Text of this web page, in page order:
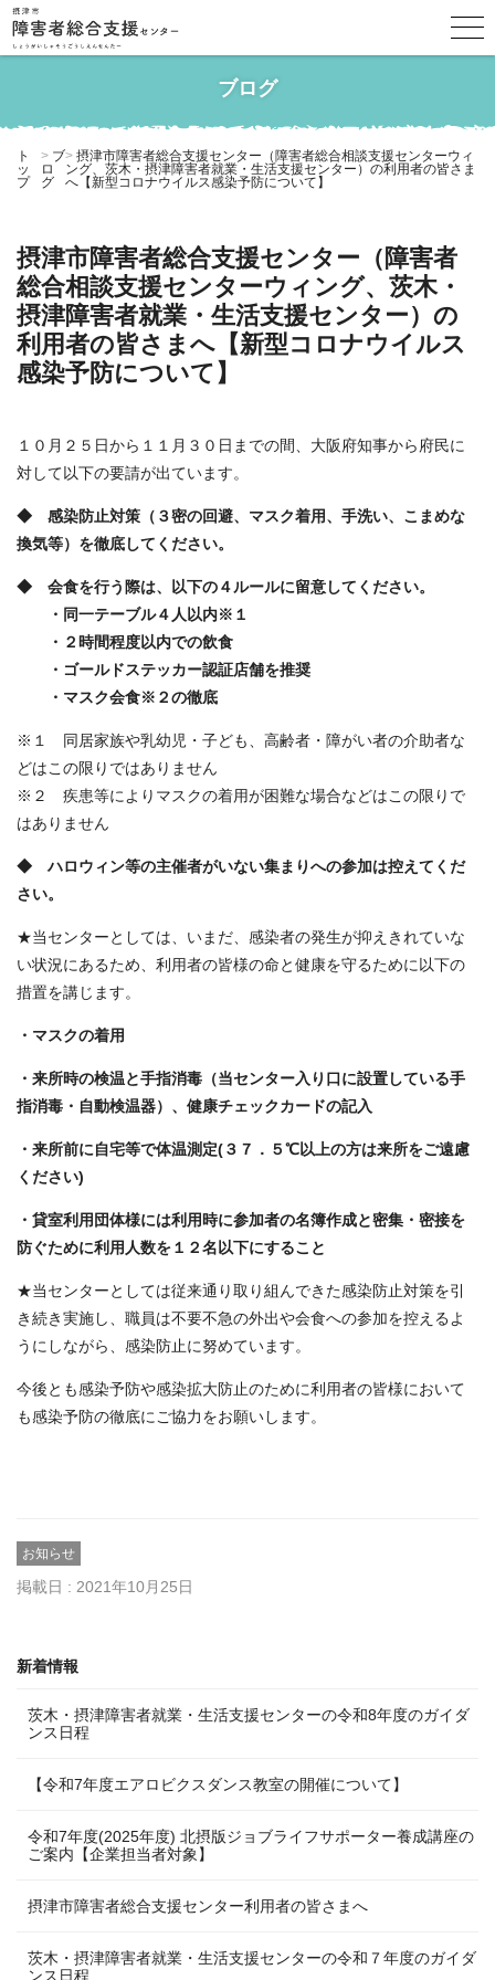
ブログ
ト
ッ
プ
ブ
ロ
グ
摂津市障害者総合支援センター（障害者総合相談支援センターウィ
ング、茨木・摂津障害者就業・生活支援センター）の利用者の皆さま
へ【新型コロナウイルス感染予防について】
摂津市障害者総合支援センター（障害者
総合相談支援センターウィング、茨木・
摂津障害者就業・生活支援センター）の
利用者の皆さまへ【新型コロナウイルス
感染予防について】
１０月２５日から１１月３０日までの間、大阪府知事から府民に
対して以下の要請が出ています。
◆ 感染防止対策（３密の回避、マスク着用、手洗い、こまめな
換気等）を徹底してください。
◆ 会食を行う際は、以下の４ルールに留意してください。
・同一テーブル４人以内※１
・２時間程度以内での飲食
・ゴールドステッカー認証店舗を推奨
・マスク会食※２の徹底
※１ 同居家族や乳幼児・子ども、高齢者・障がい者の介助者な
どはこの限りではありません
※２ 疾患等によりマスクの着用が困難な場合などはこの限りで
はありません
◆ ハロウィン等の主催者がいない集まりへの参加は控えてくだ
さい。
★当センターとしては、いまだ、感染者の発生が抑えきれていな
い状況にあるため、利用者の皆様の命と健康を守るために以下の
措置を講じます。
・マスクの着用
・来所時の検温と手指消毒（当センター入り口に設置している手
指消毒・自動検温器）、健康チェックカードの記入
・来所前に自宅等で体温測定(３７．５℃以上の方は来所をご遠慮
ください)
・貸室利用団体様には利用時に参加者の名簿作成と密集・密接を
防ぐために利用人数を１２名以下にすること
★当センターとしては従来通り取り組んできた感染防止対策を引
き続き実施し、職員は不要不急の外出や会食への参加を控えるよ
うにしながら、感染防止に努めています。
今後とも感染予防や感染拡大防止のために利用者の皆様において
も感染予防の徹底にご協力をお願いします。
お知らせ
掲載日 : 2021年10月25日
新着情報
茨木・摂津障害者就業・生活支援センターの令和8年度のガイダ
ンス日程
【令和7年度エアロビクスダンス教室の開催について】
令和7年度(2025年度) 北摂版ジョブライフサポーター養成講座の
ご案内【企業担当者対象】
摂津市障害者総合支援センター利用者の皆さまへ
茨木・摂津障害者就業・生活支援センターの令和７年度のガイダ
ンス日程